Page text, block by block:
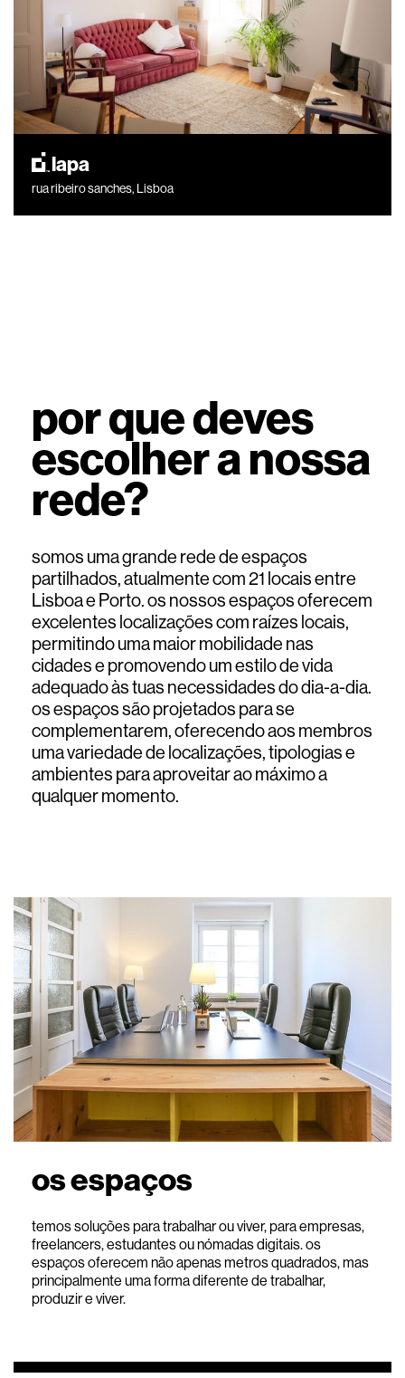
lapa
rua ribeiro sanches, Lisboa
por que deves
escolher a nossa
rede?
somos uma grande rede de espaços
partilhados, atualmente com 21 locais entre
Lisboa e Porto. os nossos espaços oferecem
excelentes localizações com raízes locais,
permitindo uma maior mobilidade nas
cidades e promovendo um estilo de vida
adequado às tuas necessidades do dia-a-dia.
os espaços são projetados para se
complementarem, oferecendo aos membros
uma variedade de localizações, tipologias e
ambientes para aproveitar ao máximo a
qualquer momento.
os espaços
temos soluções para trabalhar ou viver, para empresas,
freelancers, estudantes ou nómadas digitais. os
espaços oferecem não apenas metros quadrados, mas
principalmente uma forma diferente de trabalhar,
produzir e viver.